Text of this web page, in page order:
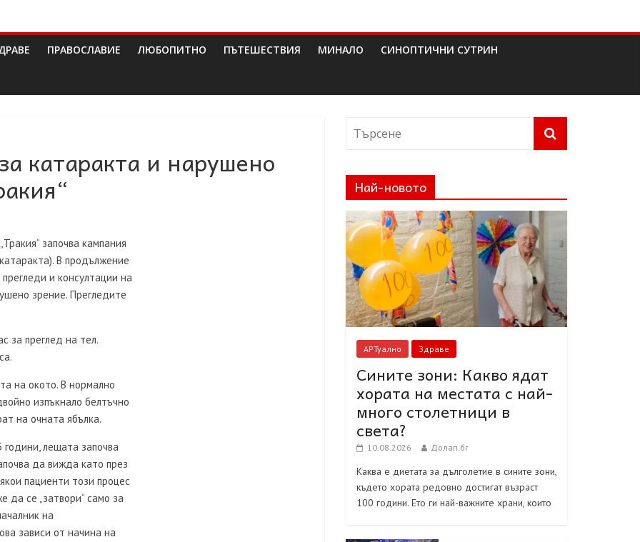
ПРАВОСЛАВИЕ ЛЮБОПИТНО ПЪТЕШЕСТВИЯ МИНАЛО СИНОПТИЧНИ СУТРИН
катаракта и нарушено
започва кампания
В продължение
и консултации на
зрение. Прегледите
за преглед на тел.
на окото. В нормално
изпъкнало белтъчно
на очната ябълка.
лещата започва
да вижда като през
пациенти този процес
да се „затвори“ само за
на
зависи от начина на
Най-новото
АРТуално Здраве
Сините зони: Какво ядат
хората на местата с най-
много столетници в
света?
10.08.2026 Долап.бг
Каква е диетата за дълголетие в сините зони,
където хората редовно достигат възраст
100 години. Ето ги най-важните храни, които